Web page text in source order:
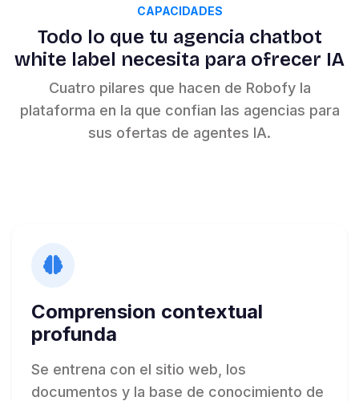
CAPACIDADES
Todo lo que tu agencia chatbot
white label necesita para ofrecer IA
Cuatro pilares que hacen de Robofy la
plataforma en la que confian las agencias para
sus ofertas de agentes IA.
Comprension contextual
profunda
Se entrena con el sitio web, los
documentos y la base de conocimiento de